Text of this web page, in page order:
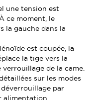
une tension est
ce moment, le
la gauche dans la
est coupée, la
la tige vers la
de la came.
sur les modes
par
alimentation,